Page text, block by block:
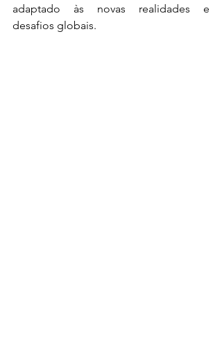
adaptado às novas realidades e
desafios globais.